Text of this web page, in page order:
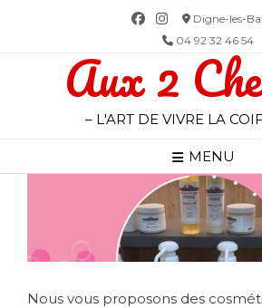
Digne-les-
04 92 32 46 54
Aux 2
– L'ART DE VIVRE LA
MENU
Nous vous proposons des